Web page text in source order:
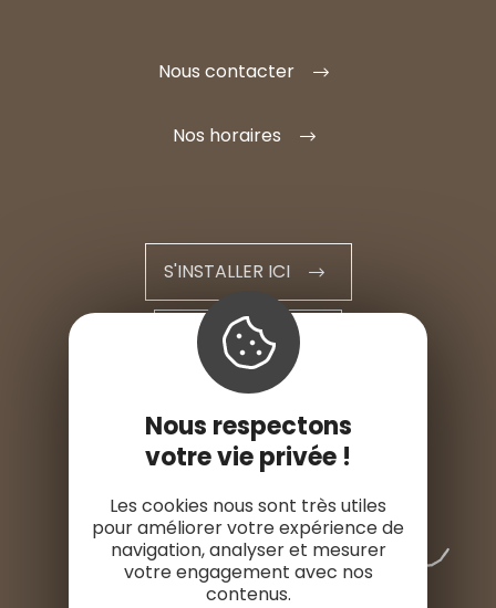
Nous contacter
Nos horaires
S'INSTALLER ICI
ESPACE PRO
Nous respectons
votre vie privée !
Les cookies nous sont très utiles
pour améliorer votre expérience de
navigation, analyser et mesurer
votre engagement avec nos
contenus.